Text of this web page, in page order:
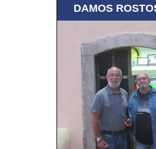
DAMOS